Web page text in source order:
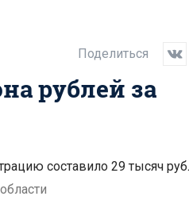
Поделиться
рублей за
составило 29 тысяч